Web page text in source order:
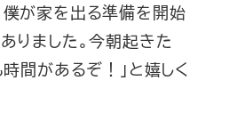
が家を出る準備を開始
りました。今朝起きた
時間があるぞ！」と嬉しく